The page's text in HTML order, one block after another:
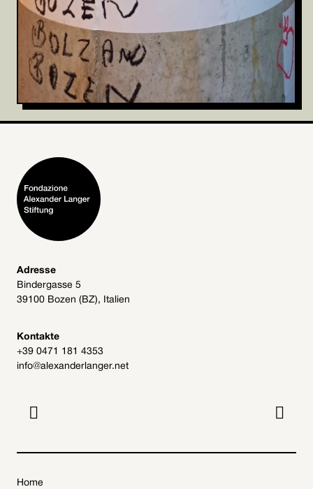
Adresse
Bindergasse 5
39100 Bozen (BZ), Italien
Kontakte
+39 0471 181 4353
info@alexanderlanger.net
 
Home